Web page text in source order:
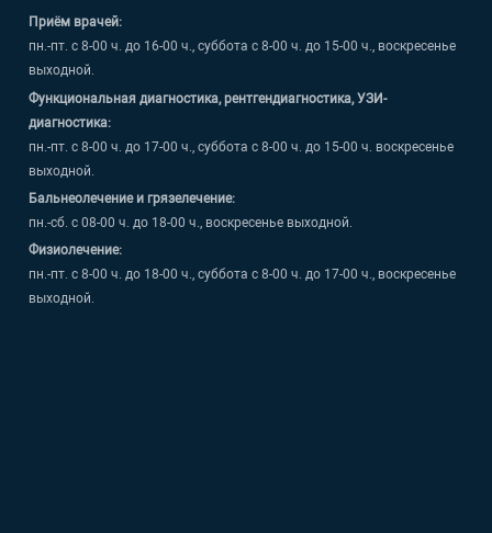
Приём врачей:
пн.-пт. с 8-00 ч. до 16-00 ч., суббота с 8-00 ч. до 15-00 ч., воскресенье
выходной.
Функциональная диагностика, рентгендиагностика, УЗИ-
диагностика:
пн.-пт. с 8-00 ч. до 17-00 ч., суббота с 8-00 ч. до 15-00 ч. воскресенье
выходной.
Бальнеолечение и грязелечение:
пн.-сб. с 08-00 ч. до 18-00 ч., воскресенье выходной.
Физиолечение:
пн.-пт. с 8-00 ч. до 18-00 ч., суббота с 8-00 ч. до 17-00 ч., воскресенье
выходной.